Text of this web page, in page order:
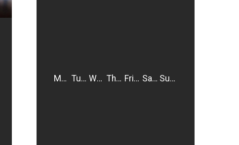
Monday Tuesday Wednesday Thursday Friday Saturday Sunday